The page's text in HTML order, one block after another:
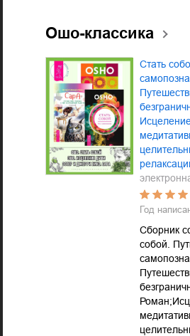
Ошо-классика
Стать
Год
Сборник
собой.